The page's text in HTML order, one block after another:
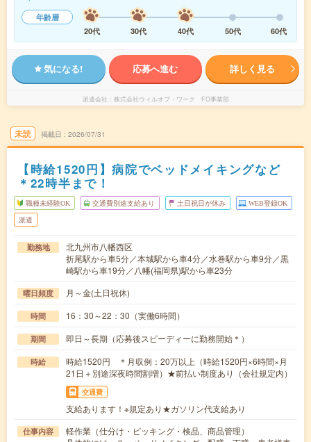
年齢層
20代
30代 40代 50代 60代
気になる! 応募へ進む 詳しく見る
派遣会社 株式会社ウィルオブ・ワーク FO事業部
未読 掲載日 2026/07/31
【時給1520円】病院でベッドメイキングなど
＊22時半まで！
職種未経験OK 交通費別途支給あり 土日祝日が休み WEB登録OK
派遣
勤務地
北九州市八幡西区
折尾駅から車5分／本城駅から車4分／水巻駅から車9分／黒
崎駅から車19分／八幡(福岡県)駅から車23分
曜日頻度 月～金(土日祝休)
時間 16：30～22：30（実働6時間）
期間 即日～長期（応募後スピーディーに勤務開始＊）
時給
時給1520円 ＊月収例：20万以上（時給1520円×6時間×月
21日＋別途深夜時間割増）★前払い制度あり（会社規定内）
交通費
支給あります！※規定あり★ガソリン代支給あり
仕事内容
軽作業（仕分け・ピッキング・検品、商品管理）